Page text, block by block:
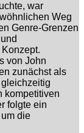
war
Weg
Genre-Grenzen
von John
zunächst als
kompetitiven
folgte ein
die